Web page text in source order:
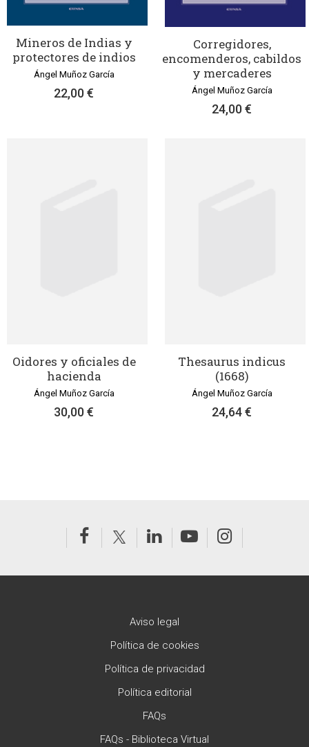
Mineros de Indias y
protectores de indios
Ángel Muñoz García
22,00 €
Corregidores,
encomenderos, cabildos
y mercaderes
Ángel Muñoz García
24,00 €
Oidores y oficiales de
hacienda
Ángel Muñoz García
30,00 €
Thesaurus indicus
(1668)
Ángel Muñoz García
24,64 €
Aviso legal
Política de cookies
Política de privacidad
Política editorial
FAQs
FAQs - Biblioteca Virtual